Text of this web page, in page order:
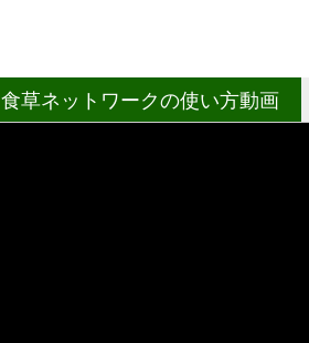
食草ネットワークの使い方動画